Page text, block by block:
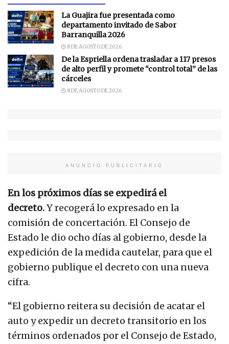
La Guajira fue presentada como
departamento invitado de Sabor
Barranquilla 2026
8 DE AGOSTO DE 2026
De la Espriella ordena trasladar a 117 presos
de alto perfil y promete “control total” de las
cárceles
8 DE AGOSTO DE 2026
ANUNCIO PUBLICITARIO
En los próximos días se expedirá el
decreto.Yrecogerá lo expresado en la
comisión de concertación. El Consejo de
Estado le dio ocho días al gobierno, desde la
expedición de la medida cautelar, para que el
gobierno publique el decreto con una nueva
cifra.
“El gobierno reitera su decisión de acatar el
auto y expedir un decreto transitorio en los
términos ordenados por el Consejo de Estado,